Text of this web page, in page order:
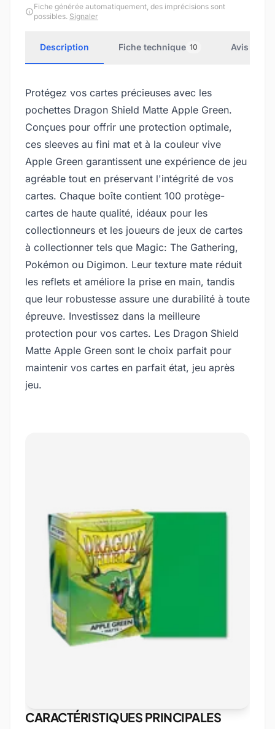
Fiche générée automatiquement, des imprécisions sont
possibles. Signaler
Description Fiche technique 10 Avis
Protégez vos cartes précieuses avec les
pochettes Dragon Shield Matte Apple Green.
Conçues pour offrir une protection optimale,
ces sleeves au fini mat et à la couleur vive
Apple Green garantissent une expérience de jeu
agréable tout en préservant l'intégrité de vos
cartes. Chaque boîte contient 100 protège-
cartes de haute qualité, idéaux pour les
collectionneurs et les joueurs de jeux de cartes
à collectionner tels que Magic: The Gathering,
Pokémon ou Digimon. Leur texture mate réduit
les reflets et améliore la prise en main, tandis
que leur robustesse assure une durabilité à toute
épreuve. Investissez dans la meilleure
protection pour vos cartes. Les Dragon Shield
Matte Apple Green sont le choix parfait pour
maintenir vos cartes en parfait état, jeu après
jeu.
CARACTÉRISTIQUES PRINCIPALES